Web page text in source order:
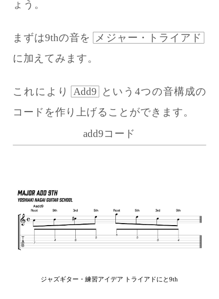
ょう。
まずは9thの音を
メジャー・トライアド
に加えてみます。
これにより Add9
という4つの音構成の
コードを作り上げることができます。
add9コード
ジャズギター・練習アイデア トライアドにと9th